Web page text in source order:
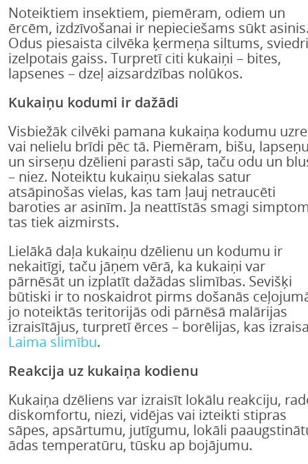
Noteiktiem insektiem, piemēram, odiem un
ērcēm, izdzīvošanai ir nepieciešams sūkt
Odus piesaista cilvēka ķermeņa siltums,
izelpotais gaiss. Turpretī citi kukaiņi – bites,
lapsenes – dzeļ aizsardzības nolūkos.
Kukaiņu kodumi ir dažādi
Visbiežāk cilvēki pamana kukaiņa kodumu
vai nelielu brīdi pēc tā. Piemēram, bišu,
un sirseņu dzēlieni parasti sāp, taču odu un
– niez. Noteiktu kukaiņu siekalas satur
atsāpinošas vielas, kas tam ļauj netraucēti
baroties ar asinīm. Ja neattīstās smagi
tas tiek aizmirsts.
Lielākā daļa kukaiņu dzēlienu un kodumu ir
nekaitīgi, taču jāņem vērā, ka kukaiņi var
pārnēsāt un izplatīt dažādas slimības. Sevišķi
būtiski ir to noskaidrot pirms došanās
jo noteiktās teritorijās odi pārnēsā malārijas
izraisītājus, turpretī ērces – borēlijas, kas
Laima slimību.
Reakcija uz kukaiņa kodienu
Kukaiņa dzēliens var izraisīt lokālu reakciju,
diskomfortu, niezi, vidējas vai izteikti stipras
sāpes, apsārtumu, jutīgumu, lokāli
ādas temperatūru, tūsku ap bojājumu.